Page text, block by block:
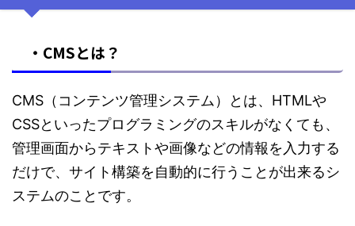
・CMSとは？
CMS（コンテンツ管理システム）とは、HTMLや
CSSといったプログラミングのスキルがなくても、
管理画面からテキストや画像などの情報を入力する
だけで、サイト構築を自動的に行うことが出来るシ
ステムのことです。